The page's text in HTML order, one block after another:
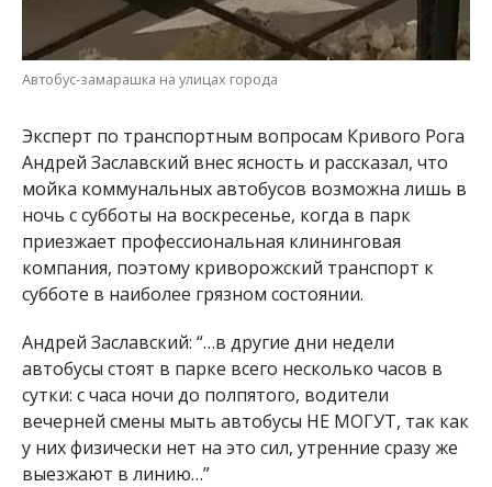
Автобус-замарашка на улицах города
Эксперт по транспортным вопросам Кривого Рога
Андрей Заславский внес ясность и рассказал, что
мойка коммунальных автобусов возможна лишь в
ночь с субботы на воскресенье, когда в парк
приезжает профессиональная клининговая
компания, поэтому криворожский транспорт к
субботе в наиболее грязном состоянии.
Андрей Заславский: “…в другие дни недели
автобусы стоят в парке всего несколько часов в
сутки: с часа ночи до полпятого, водители
вечерней смены мыть автобусы НЕ МОГУТ, так как
у них физически нет на это сил, утренние сразу же
выезжают в линию…”